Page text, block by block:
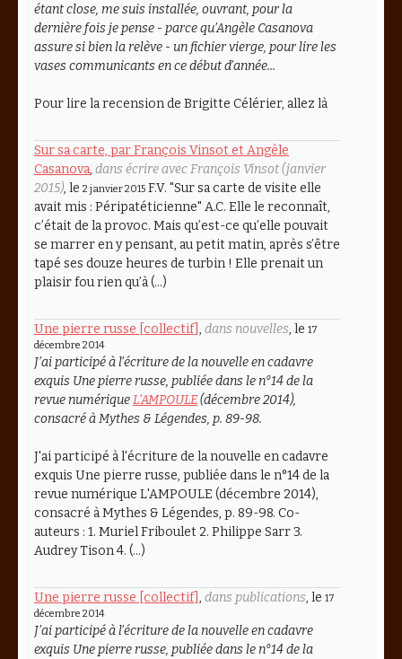
étant close, me suis installée, ouvrant, pour la
dernière fois je pense - parce qu’Angèle Casanova
assure si bien la relève - un fichier vierge, pour lire les
vases communicants en ce début d’année...
Pour lire la recension de Brigitte Célérier, allez là
Sur sa carte, par François Vinsot et Angèle
Casanova, dans écrire avec François Vinsot (janvier
2015), le 2 janvier 2015 F.V. "Sur sa carte de visite elle
avait mis : Péripatéticienne" A.C. Elle le reconnaît,
c’était de la provoc. Mais qu’est-ce qu’elle pouvait
se marrer en y pensant, au petit matin, après s’être
tapé ses douze heures de turbin ! Elle prenait un
plaisir fou rien qu’à (…)
Une pierre russe [collectif] , dans nouvelles, le 17
décembre 2014
J’ai participé à l’écriture de la nouvelle en cadavre
exquis Une pierre russe, publiée dans le n°14 de la
revue numériqueL’AMPOULE(décembre 2014),
consacré àMythes & Légendes, p. 89-98.
J'ai participé à l'écriture de la nouvelle en cadavre
exquis Une pierre russe, publiée dans le n°14 de la
revue numérique L'AMPOULE (décembre 2014),
consacré à Mythes & Légendes, p. 89-98. Co-
auteurs : 1. Muriel Friboulet 2. Philippe Sarr 3.
Audrey Tison 4. (…)
Une pierre russe [collectif] , dans publications, le 17
décembre 2014
J’ai participé à l’écriture de la nouvelle en cadavre
exquis Une pierre russe, publiée dans le n°14 de la